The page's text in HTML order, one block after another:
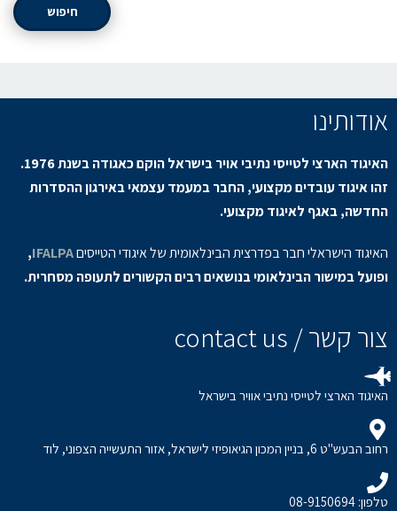
חיפוש
אודותינו
האיגוד הארצי לטייסי נתיבי אויר בישראל הוקם כאגודה בשנת 1976.
זהו איגוד עובדים מקצועי, החבר במעמד עצמאי באירגון ההסדרות
החדשה, באגף לאיגוד מקצועי.
האיגוד הישראלי חבר בפדרצית הבינלאומית של איגודי הטייסיםIFALPA
,
ופועל במישור הבינלאומי בנושאים רבים הקשורים לתעופה מסחרית.
צור קשר / contact us
האיגוד הארצי לטייסי נתיבי אוויר בישראל
רחוב הבעש"ט 6, בניין המכון הגיאופיזי לישראל, אזור התעשייה הצפוני, לוד
טלפון: 08-9150694